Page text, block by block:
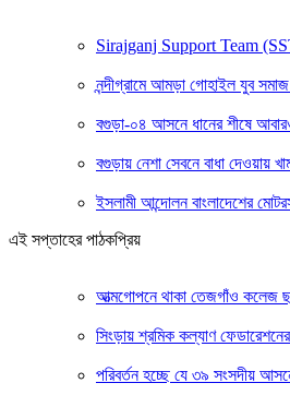
Sirajganj Support Team
নন্দীগ্রামে আমড়া গোহাইল যুব
বগুড়া-০৪ আসনে ধানের শীষে
বগুড়ায় নেশা সেবনে বাধা দেওয়ায়
ইসলামী আন্দোলন বাংলাদেশের
এই সপ্তাহের পাঠকপ্রিয়
আত্মগোপনে থাকা তেজগাঁও কলেজ
সিংড়ায় শ্রমিক কল্যাণ
পরিবর্তন হচ্ছে যে ৩৯ সংসদীয়